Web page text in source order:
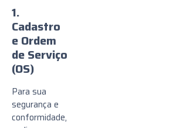
1.
Cadastro
e Ordem
de Serviço
(OS)
Para sua
segurança e
conformidade,